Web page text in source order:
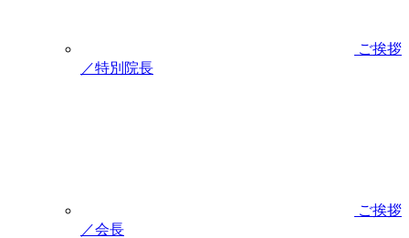
ご挨拶
／特別院長
ご挨拶
／会長